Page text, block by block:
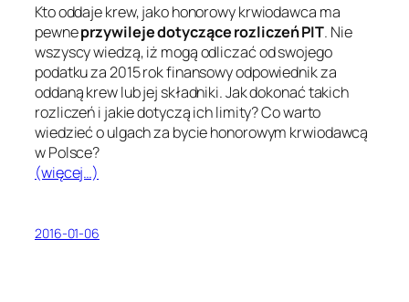
Kto oddaje krew, jako honorowy krwiodawca ma
pewneprzywileje dotyczące rozliczeń PIT. Nie
wszyscy wiedzą, iż mogą odliczać od swojego
podatku za 2015 rok finansowy odpowiednik za
oddaną krew lub jej składniki. Jak dokonać takich
rozliczeń i jakie dotyczą ich limity? Co warto
wiedzieć o ulgach za bycie honorowym krwiodawcą
w Polsce?
(więcej…)
2016-01-06